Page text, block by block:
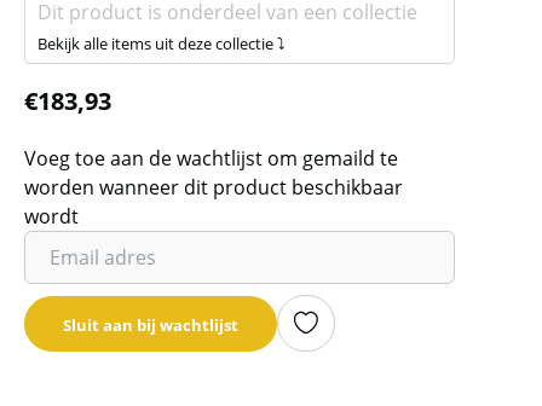
Dit product is onderdeel van een collectie
Bekijk alle items uit deze collectie ⤵
€183,93
Voeg toe aan de wachtlijst om gemaild te
worden wanneer dit product beschikbaar
wordt
Vul
je
email
adresSluit aan bij wachtlijst